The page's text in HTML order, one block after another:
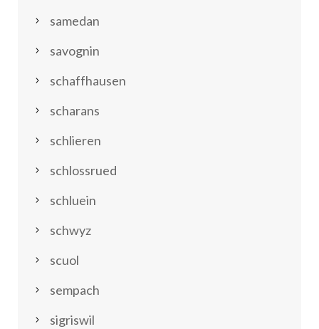
samedan
savognin
schaffhausen
scharans
schlieren
schlossrued
schluein
schwyz
scuol
sempach
sigriswil